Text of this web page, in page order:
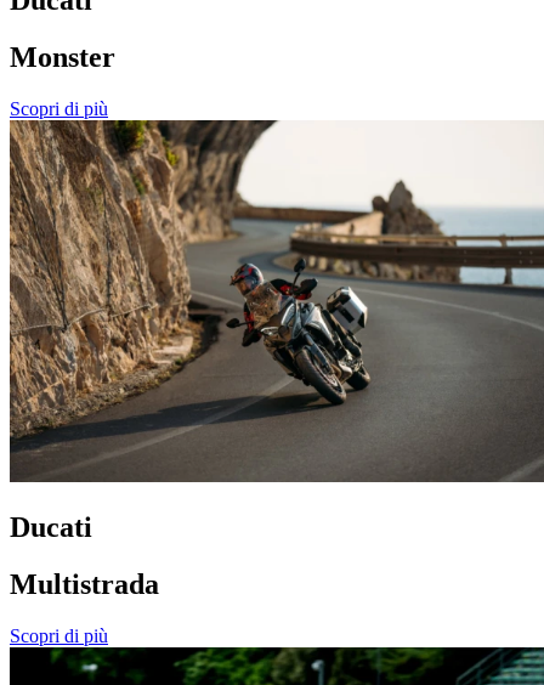
Monster
Scopri di più
Ducati
Multistrada
Scopri di più